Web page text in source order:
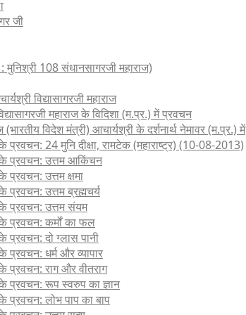
जी
108 संधानसागरजी महाराज)
‍विद्यासागरजी महाराज
महाराज के विदिशा (म.प्र.) में प्रवचन
(भारतीय विदेश मंत्री) आचार्यश्री के दर्शनार्थ नेमावर (म.प्र.) में
प्रवचन: 24 मुनि दीक्षा, रामटेक (महाराष्ट्र) (10-08-2013)
के प्रवचन: उत्तम आकिंचन
प्रवचन: उत्तम क्षमा
प्रवचन: उत्तम ब्रह्मचर्य
प्रवचन: उत्तम संयम
प्रवचन: कर्मों का फल
प्रवचन: दो ग्लास पानी
प्रवचन: धर्म और व्यापार
प्रवचन: राग और वीतराग
प्रवचन: रूप स्वरुप का ज्ञान
प्रवचन: लोभ पाप का बाप